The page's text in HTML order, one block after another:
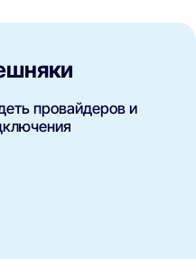
провайдеров и